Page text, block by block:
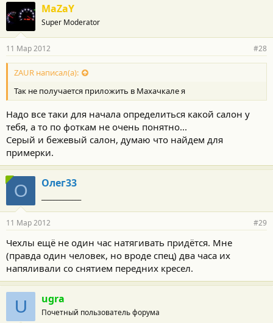
MaZaY
Super Moderator
11 Мар 2012 #28
ZAUR написал(а):
Так не получается приложить в Махачкале я
Надо все таки для начала определиться какой салон у
тебя, а то по фоткам не очень понятно...
Серый и бежевый салон, думаю что найдем для
примерки.
О Олег33
11 Мар 2012 #29
Чехлы ещё не один час натягивать придётся. Мне
(правда один человек, но вроде спец) два часа их
напяливали со снятием передних кресел.
U ugra
Почетный пользователь форума